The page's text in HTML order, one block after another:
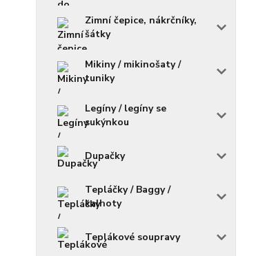
Zimní čepice, nákrčníky,
šátky
Mikiny / mikinošaty /
tuniky
Legíny / legíny se
sukýnkou
Dupačky
Tepláčky / Baggy /
kalhoty
Teplákové soupravy